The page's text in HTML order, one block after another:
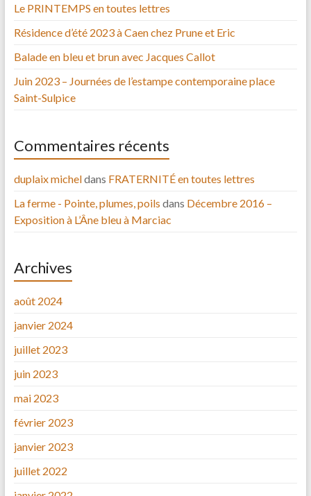
Le PRINTEMPS en toutes lettres
Résidence d’été 2023 à Caen chez Prune et Eric
Balade en bleu et brun avec Jacques Callot
Juin 2023 – Journées de l’estampe contemporaine place
Saint-Sulpice
Commentaires récents
duplaix micheldans FRATERNITÉ en toutes lettres
La ferme - Pointe, plumes, poils dans Décembre 2016 –
Exposition à L’Âne bleu à Marciac
Archives
août 2024
janvier 2024
juillet 2023
juin 2023
mai 2023
février 2023
janvier 2023
juillet 2022